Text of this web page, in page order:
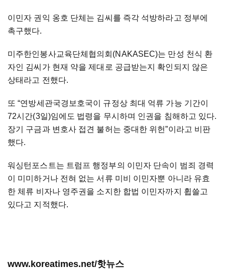
이민자 권익 옹호 단체는 김씨를 즉각 석방하라고 정부에
촉구했다.
미주한인봉사교육단체협의회(NAKASEC)는 만성 천식 환
자인 김씨가 현재 약을 제대로 공급받는지 확인되지 않은
상태라고 전했다.
또 “연방세관국경보호국이 규정상 최대 억류 가능 기간이
72시간(3일)임에도 법령을 무시하며 인권을 침해하고 있다.
장기 구금과 변호사 접견 불허는 중대한 위헌”이라고 비판
했다.
워싱턴포스트는 트럼프 행정부의 이민자 단속이 범죄 경력
이 미미하거나 전혀 없는 서류 미비 이민자뿐 아니라 유효
한 체류 비자나 영주권을 소지한 합법 이민자까지 휩쓸고
있다고 지적했다.
www.koreatimes.net/핫뉴스